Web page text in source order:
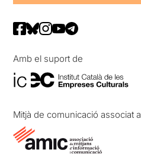
Amb el suport de
Mitjà de comunicació associat a